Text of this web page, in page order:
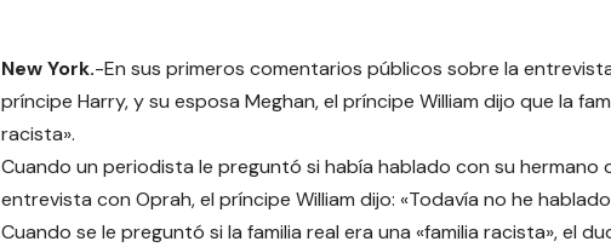
New York.-En sus primeros comentarios públicos sobre la
príncipe Harry, y su esposa Meghan, el príncipe William dijo que la
racista».
Cuando un periodista le preguntó si había hablado con su hermano
entrevista con Oprah, el príncipe William dijo: «Todavía no he
Cuando se le preguntó si la familia real era una «familia racista», el